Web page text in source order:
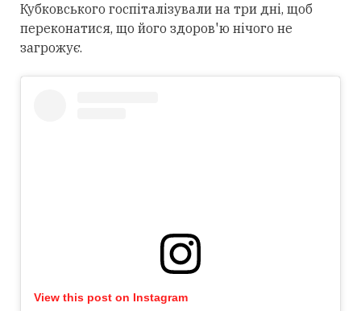
Кубковського госпіталізували на три дні, щоб
переконатися, що його здоров'ю нічого не
загрожує.
View this post on Instagram